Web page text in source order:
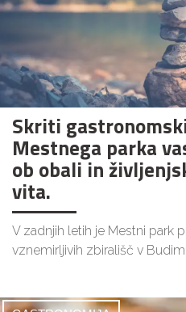
Skriti
Mestnega parka
ob obali in
vita.
V zadnjih letih je Mestni park
vznemirljivih zbirališč v